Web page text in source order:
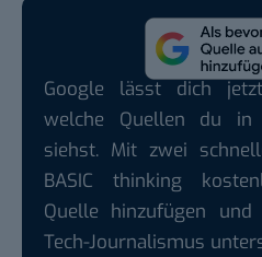
Google lässt dich
welche Quellen du in
siehst. Mit zwei
BASIC thinking
Quelle hinzufügen und
Tech-Journalismus